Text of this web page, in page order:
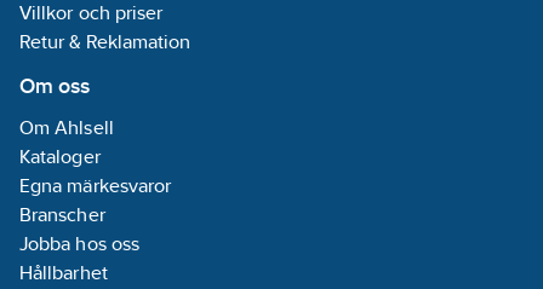
Villkor och priser
Retur & Reklamation
Om oss
Om Ahlsell
Kataloger
Egna märkesvaror
Branscher
Jobba hos oss
Hållbarhet